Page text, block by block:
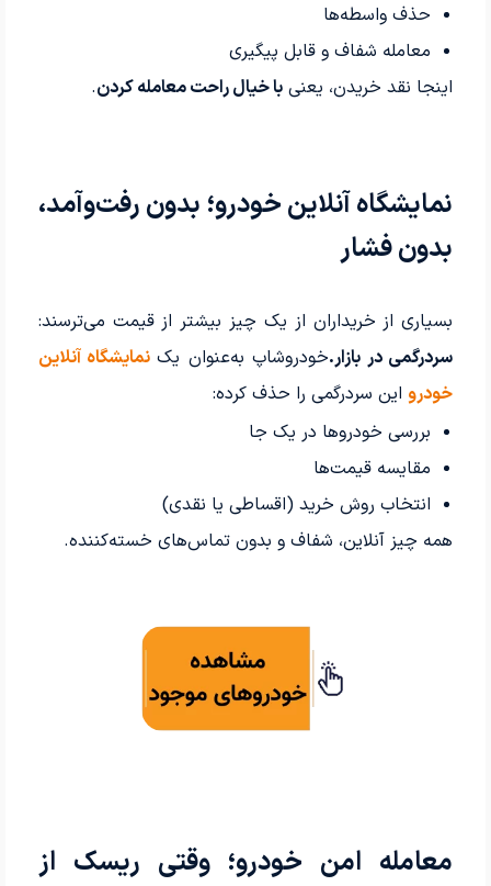
حذف واسطه‌ها
معامله شفاف و قابل پیگیری
اینجا نقد خریدن، یعنی با خیال راحت معامله کردن.
نمایشگاه آنلاین خودرو؛ بدون رفت‌وآمد،
بدون فشار
بسیاری از خریداران از یک چیز بیشتر از قیمت می‌ترسند:
سردرگمی در بازار.خودروشاپ به‌عنوان یک نمایشگاه آنلاین
خودرواین سردرگمی را حذف کرده:
بررسی خودروها در یک جا
مقایسه قیمت‌ها
انتخاب روش خرید (اقساطی یا نقدی)
همه چیز آنلاین، شفاف و بدون تماس‌های خسته‌کننده.
معامله امن خودرو؛ وقتی ریسک از